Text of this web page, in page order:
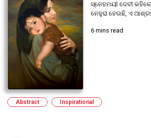
ସ୍ନେହମୟୀ ଦେବୀ
ନେହୁରା ହେଉଛି, ଏ
6 mins read
Abstract Inspirational